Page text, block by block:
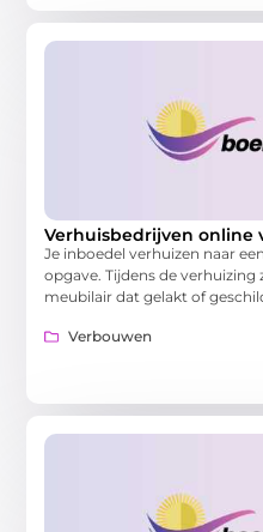
Verhuisbedrijven online
Je inboedel verhuizen naar
opgave. Tijdens de
meubilair dat gelakt of
Verbouwen